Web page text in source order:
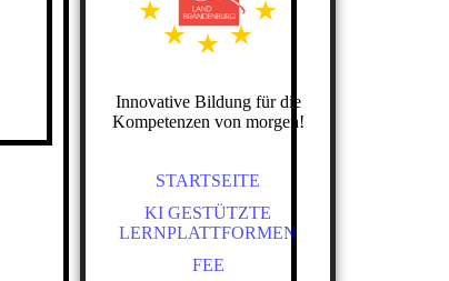
Innovative Bildung für die
Kompetenzen von morgen!
STARTSEITE
KI GESTÜTZTE
LERNPLATTFORMEN
FEE